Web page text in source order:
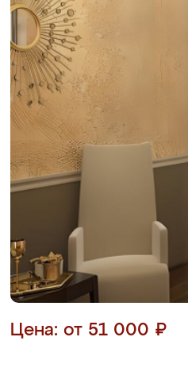
Цена: от 51 000 ₽